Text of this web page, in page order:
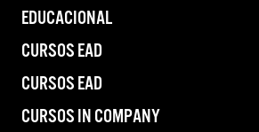
EDUCACIONAL
CURSOS EAD
CURSOS EAD
CURSOS IN COMPANY